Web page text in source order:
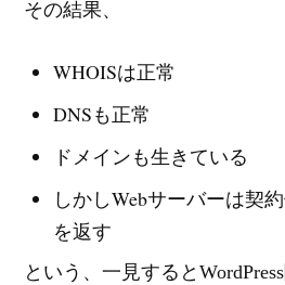
その結果、
WHOISは正常
DNSも正常
ドメインも生きている
しかしWebサーバーは契
を返す
という、一見すると